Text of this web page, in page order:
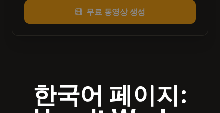
무료 동영상 생성
한국어 페이지: